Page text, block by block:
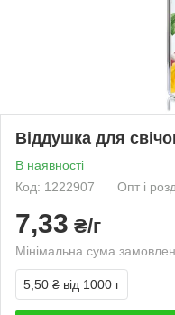
Віддушка для
В наявності
Код: 1222907
Опт і
7,33 ₴/г
Мінімальна сума
5,50 ₴ від 1000 г